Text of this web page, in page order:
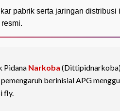
pabrik serta jaringan
Pidana Narkoba
berinisial APG
fly.